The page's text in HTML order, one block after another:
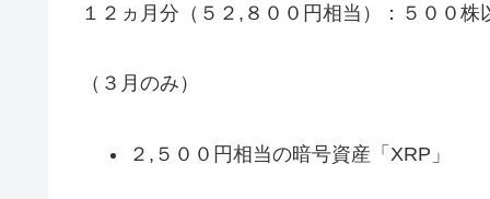
１２ヵ月分（５２,８００円相当）：５００株
（３月のみ）
２,５００円相当の暗号資産「XRP」